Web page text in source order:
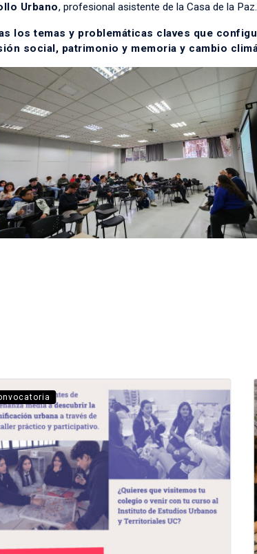
Urbano, profesional asistente de la Casa de la Paz.
los temas y problemáticas claves que
social, patrimonio y memoria y cambio